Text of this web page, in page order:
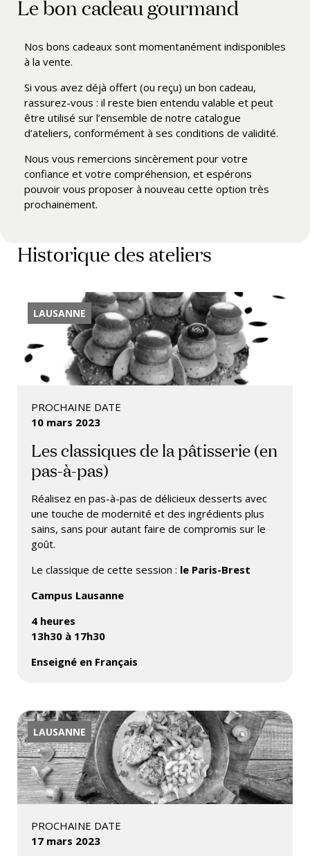
Le bon cadeau gourmand
Nos bons cadeaux sont momentanément indisponibles
à la vente.
Si vous avez déjà offert (ou reçu) un bon cadeau,
rassurez-vous : il reste bien entendu valable et peut
être utilisé sur l’ensemble de notre catalogue
d’ateliers, conformément à ses conditions de validité.
Nous vous remercions sincèrement pour votre
confiance et votre compréhension, et espérons
pouvoir vous proposer à nouveau cette option très
prochainement.
Historique des ateliers
LAUSANNE
PROCHAINE DATE
10 mars 2023
Les classiques de la pâtisserie (en
pas-à-pas)
Réalisez en pas-à-pas de délicieux desserts avec
une touche de modernité et des ingrédients plus
sains, sans pour autant faire de compromis sur le
goût.
Le classique de cette session : le Paris-Brest
Campus Lausanne
4 heures
13h30 à 17h30
Enseigné en Français
LAUSANNE
PROCHAINE DATE
17 mars 2023